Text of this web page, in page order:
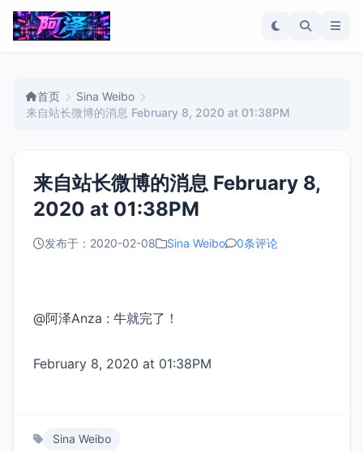
首页
Sina Weibo
来自站长微博的消息 February 8, 2020 at 01:38PM
来自站长微博的消息 February 8,
2020 at 01:38PM
发布于：2020-02-08 Sina Weibo 0条评论
@阿泽Anza : 牛就完了！
February 8, 2020 at 01:38PM
Sina Weibo